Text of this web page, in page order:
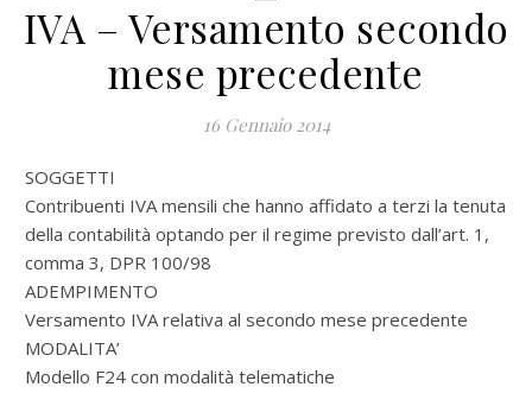
IVA – Versamento secondo
mese precedente
16 Gennaio 2014
SOGGETTI
Contribuenti IVA mensili che hanno affidato a terzi la tenuta
della contabilità optando per il regime previsto dall’art. 1,
comma 3, DPR 100/98
ADEMPIMENTO
Versamento IVA relativa al secondo mese precedente
MODALITA’
Modello F24 con modalità telematiche